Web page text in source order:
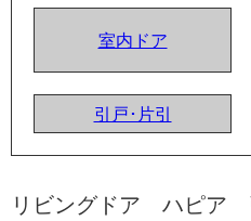
室内ドア
引戸･片引
リビングドア ハピ